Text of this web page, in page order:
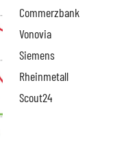
Commerzbank
Vonovia
Siemens
Rheinmetall
Scout24